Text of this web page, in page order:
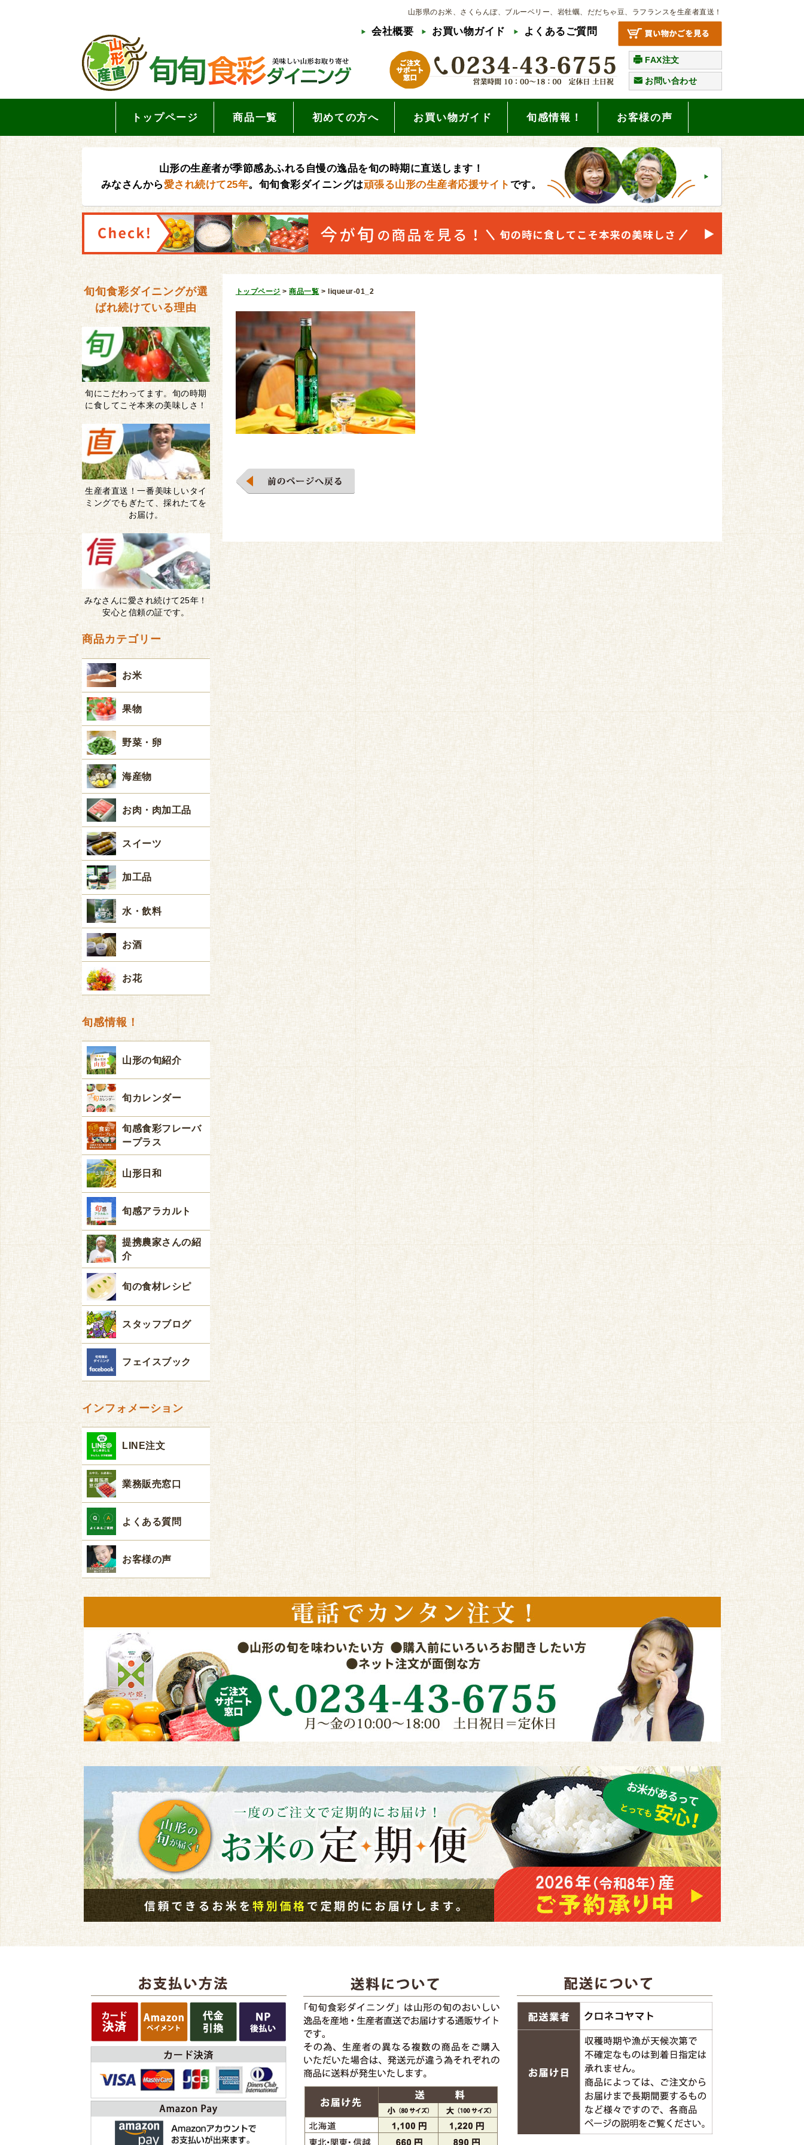
山形県のお米、さくらんぼ、ブルーベリー、岩牡蠣、だだちゃ豆、ラフランスを生産者直送！
会社概要 お買い物ガイド よくあるご質問
FAX注文
お問い合わせ
トップページ 商品一覧 初めての方へ お買い物ガイド 旬感情報！ お客様の声
山形の生産者が季節感あふれる自慢の逸品を旬の時期に直送します！
みなさんから愛され続けて25年。旬旬食彩ダイニングは頑張る山形の生産者応援サイト です。
トップページ >商品一覧 > liqueur-01_2
旬旬食彩ダイニングが選
ばれ続けている理由
旬にこだわってます。旬の時期
に食してこそ本来の美味しさ！
生産者直送！一番美味しいタイ
ミングでもぎたて、採れたてを
お届け。
みなさんに愛され続けて25年！
安心と信頼の証です。
商品カテゴリー
お米
果物
野菜・卵
海産物
お肉・肉加工品
スイーツ
加工品
水・飲料
お酒
お花
旬感情報！
山形の旬紹介
旬カレンダー
旬感食彩フレーバ
ープラス
山形日和
旬感アラカルト
提携農家さんの紹
介
旬の食材レシピ
スタッフブログ
フェイスブック
インフォメーション
LINE注文
業務販売窓口
よくある質問
お客様の声